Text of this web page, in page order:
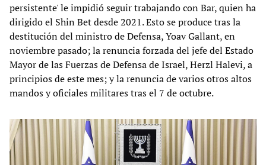
persistente' le impidió seguir trabajando con Bar, quien ha
dirigido el Shin Bet desde 2021. Esto se produce tras la
destitución del ministro de Defensa, Yoav Gallant, en
noviembre pasado; la renuncia forzada del jefe del Estado
Mayor de las Fuerzas de Defensa de Israel, Herzl Halevi, a
principios de este mes; y la renuncia de varios otros altos
mandos y oficiales militares tras el 7 de octubre.